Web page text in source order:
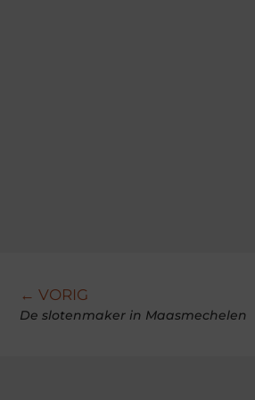
← VORIG
De slotenmaker in Maasmechelen